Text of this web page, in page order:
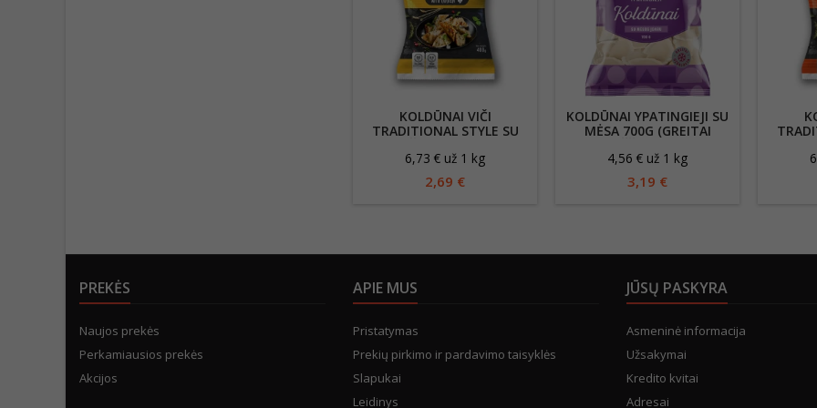
KOLDŪNAI VIČI
TRADITIONAL STYLE SU
6,73 € už 1 kg
2,69 €
KOLDŪNAI YPATINGIEJI SU
MĖSA 700G (GREITAI
4,56 € už 1 kg
3,19 €
PREKĖS
Naujos prekės
Perkamiausios prekės
Akcijos
APIE MUS
Pristatymas
Prekių pirkimo ir pardavimo taisyklės
Slapukai
Leidinys
JŪSŲ PASKYRA
Asmeninė informacija
Užsakymai
Kredito kvitai
Adresai